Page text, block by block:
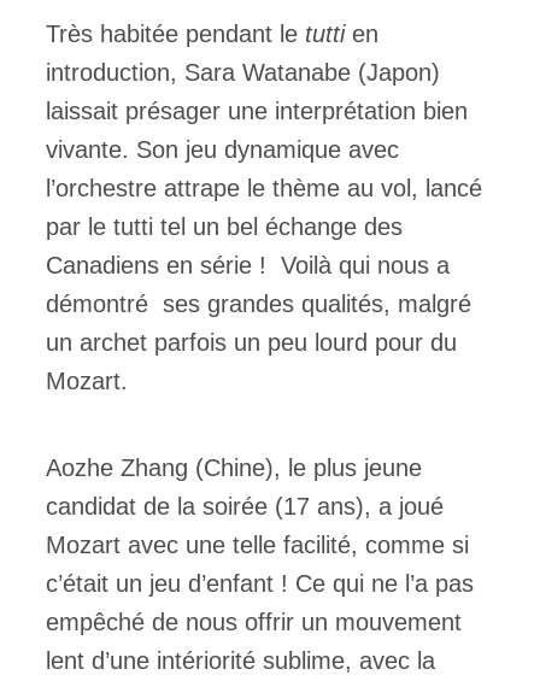
Très habitée pendant le tuttien
introduction, Sara Watanabe (Japon)
laissait présager une interprétation bien
vivante. Son jeu dynamique avec
l’orchestre attrape le thème au vol, lancé
par le tutti tel un bel échange des
Canadiens en série ! Voilà qui nous a
démontré ses grandes qualités, malgré
un archet parfois un peu lourd pour du
Mozart.
Aozhe Zhang (Chine), le plus jeune
candidat de la soirée (17 ans), a joué
Mozart avec une telle facilité, comme si
c’était un jeu d’enfant ! Ce qui ne l’a pas
empêché de nous offrir un mouvement
lent d’une intériorité sublime, avec la